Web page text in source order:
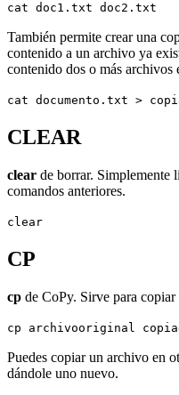
cat doc1.txt doc2.txt
También permite crear una
contenido a un archivo ya
contenido dos o más archivos
cat documento.txt >
CLEAR
clear de borrar. Simplemente
comandos anteriores.
clear
CP
cp de CoPy. Sirve para
cp archivooriginal
Puedes copiar un archivo en
dándole uno nuevo.